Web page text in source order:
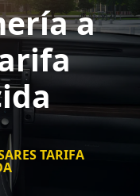
a
TARIFA